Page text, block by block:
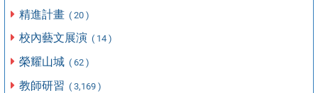
精進計畫 ( 20 )
校內藝文展演 ( 14 )
榮耀山城 ( 62 )
教師研習 ( 3,169 )